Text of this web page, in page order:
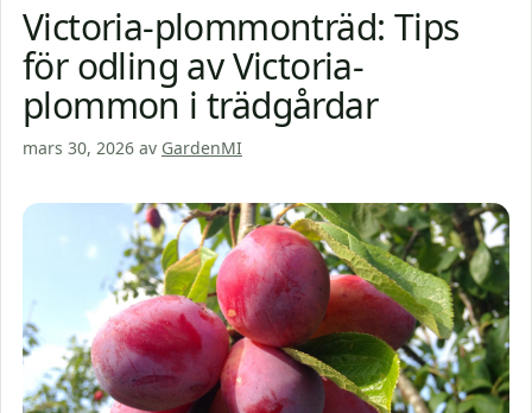
Victoria-plommonträd: Tips
för odling av Victoria-
plommon i trädgårdar
mars 30, 2026 av GardenMI